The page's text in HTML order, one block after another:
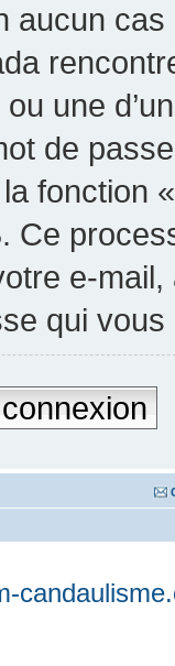
aucun
une
de
fonction
Ce
e-
qui